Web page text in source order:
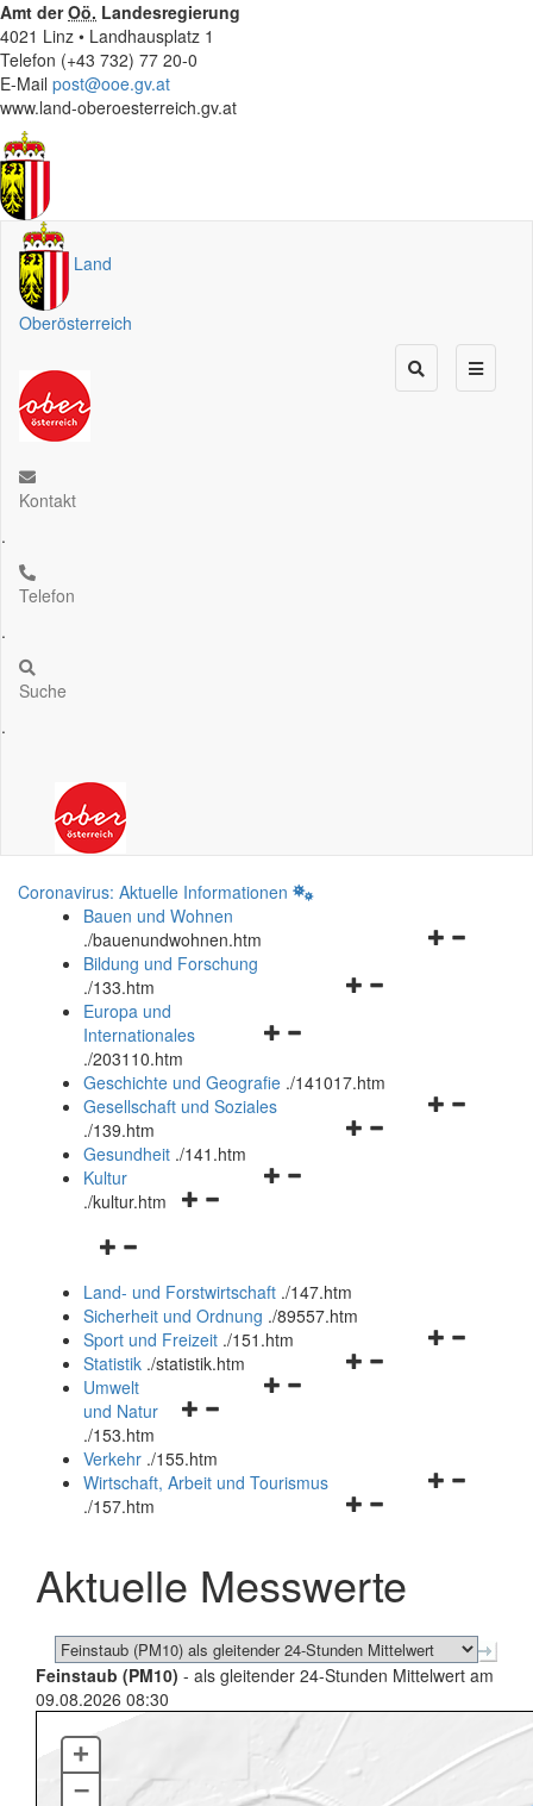
Amt derOö. Landesregierung
4021 Linz • Landhausplatz 1
Telefon (+43 732) 77 20-0
E-Mail post@ooe.gv.at
www.land-oberoesterreich.gv.at
Land
Oberösterreich
Kontakt
.
Telefon
.
Suche
.
Coronavirus: Aktuelle Informationen
Bauen und Wohnen
./bauenundwohnen.htm
Navigationsmenü
Bildung und Forschung
./133.htm
Navigationsmenü
und
schließen
Europa und
Internationales
./203110.htm
Geschichte und Geografie ./141017.htm
Navigationsmenü
Gesellschaft und Soziales
./139.htm
Navigationsmenü
Gesundheit ./141.htm
Navigationsmenü
Kultur
./kultur.htm
Navigationsmenü
und
schließen
Land- und Forstwirtschaft ./147.htm
Sicherheit und Ordnung ./89557.htm
Navigationsmenü
Sport und Freizeit ./151.htm
Navigationsmenü
Statistik ./statistik.htm
Navigationsmenü
und
schließen
Umwelt
und Natur
./153.htm
Verkehr ./155.htm
Navigationsmenü
schließen
Wirtschaft, Arbeit und Tourismus
./157.htm
Aktuelle Messwerte
Feinstaub (PM10) - als gleitender 24-Stunden Mittelwert am
09.08.2026 08:30
+
–